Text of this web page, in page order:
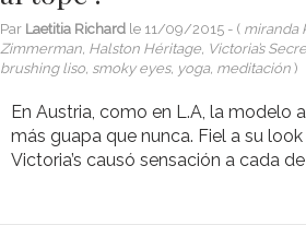
Par Laetitia Richard le 11/09/2015 - ( miranda
Zimmerman, Halston Héritage, Victoria’s
brushing liso, smoky eyes, yoga, meditación )
En Austria, como en L.A, la modelo
más guapa que nunca. Fiel a su
Victoria’s causó sensación a cada